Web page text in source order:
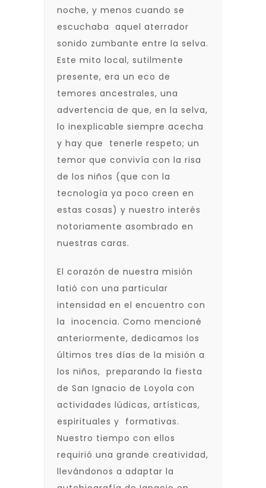
noche, y menos cuando se
escuchaba aquel aterrador
sonido zumbante entre la selva.
Este mito local, sutilmente
presente, era un eco de
temores ancestrales, una
advertencia de que, en la selva,
lo inexplicable siempre acecha
y hay que tenerle respeto; un
temor que convivía con la risa
de los niños (que con la
tecnología ya poco creen en
estas cosas) y nuestro interés
notoriamente asombrado en
nuestras caras.
El corazón de nuestra misión
latió con una particular
intensidad en el encuentro con
la inocencia. Como mencioné
anteriormente, dedicamos los
últimos tres días de la misión a
los niños, preparando la fiesta
de San Ignacio de Loyola con
actividades lúdicas, artísticas,
espirituales y formativas.
Nuestro tiempo con ellos
requirió una grande creatividad,
llevándonos a adaptar la